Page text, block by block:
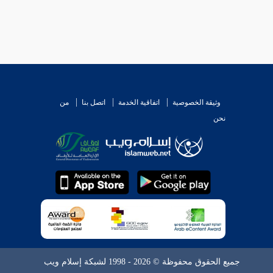
وثيقة الخصوصية اتفاقية الخدمة اتصل بنا
من
نحن
جميع الحقوق محفوظة © 2026 - 1998 لشبكة إسلام ويب